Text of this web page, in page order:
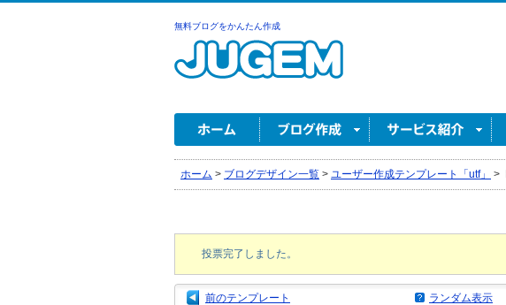
無料ブログをかんたん作成
ホーム > ブログデザイン一覧 > ユーザー作成テンプレート「utf」 >
投票完了しました。
前のテンプレート ランダム表示